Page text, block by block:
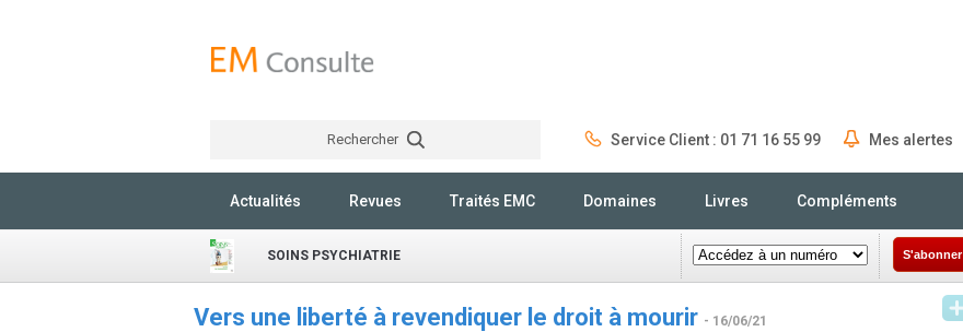
Rechercher Service Client : 01 71 16 55 99 Mes alertes
Actualités Revues Traités EMC Domaines Livres Compléments
SOINS PSYCHIATRIE S'abonner
Vers une liberté à revendiquer le droit à mourir - 16/06/21